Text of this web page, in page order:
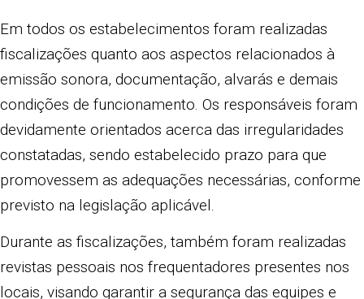
Em todos os estabelecimentos foram realizadas
fiscalizações quanto aos aspectos relacionados à
emissão sonora, documentação, alvarás e demais
condições de funcionamento. Os responsáveis foram
devidamente orientados acerca das irregularidades
constatadas, sendo estabelecido prazo para que
promovessem as adequações necessárias, conforme
previsto na legislação aplicável.
Durante as fiscalizações, também foram realizadas
revistas pessoais nos frequentadores presentes nos
locais, visando garantir a segurança das equipes e